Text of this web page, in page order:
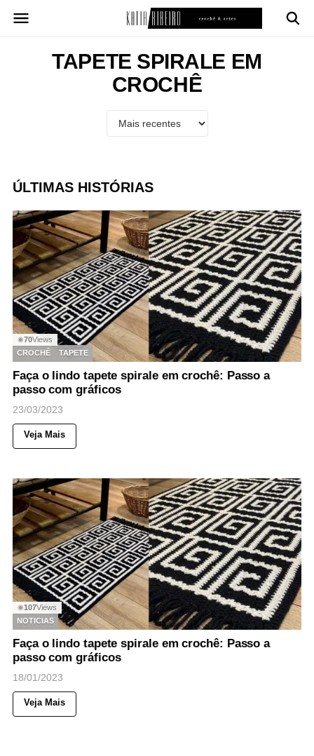
para
TAPETE SPIRALE EM
CROCHÊ
ÚLTIMAS HISTÓRIAS
◉70Views
CROCHÊ
TAPETE
Faça o lindo tapete spirale em crochê: Passo a
passo com gráficos
23/03/2023
Veja Mais
◉107Views
NOTICIAS
Faça o lindo tapete spirale em crochê: Passo a
passo com gráficos
18/01/2023
Veja Mais